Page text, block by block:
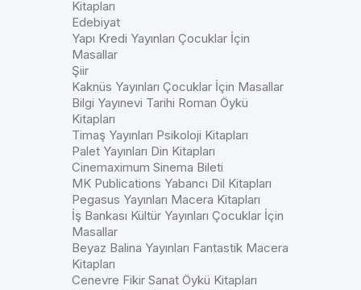
Kitapları
Edebiyat
Yapı Kredi Yayınları Çocuklar İçin
Masallar
Şiir
Kaknüs Yayınları Çocuklar İçin Masallar
Bilgi Yayınevi Tarihi Roman Öykü
Kitapları
Timaş Yayınları Psikoloji Kitapları
Palet Yayınları Din Kitapları
Cinemaximum Sinema Bileti
MK Publications Yabancı Dil Kitapları
Pegasus Yayınları Macera Kitapları
İş Bankası Kültür Yayınları Çocuklar İçin
Masallar
Beyaz Balina Yayınları Fantastik Macera
Kitapları
Cenevre Fikir Sanat Öykü Kitapları